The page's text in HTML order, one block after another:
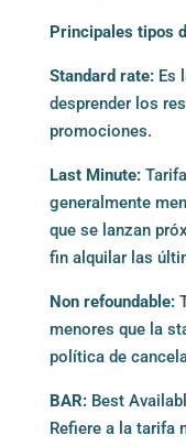
Principales tipos
Standard rate: Es
desprender los
promociones.
Last Minute:
generalmente
que se lanzan
fin alquilar las
Non refoundable:
menores que la
política de
BAR: Best
Refiere a la tarifa